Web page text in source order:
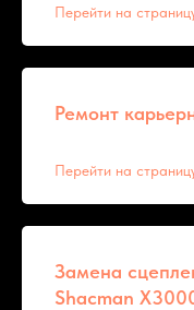
Перейти на
Ремонт
Перейти на
Замена
Shacman